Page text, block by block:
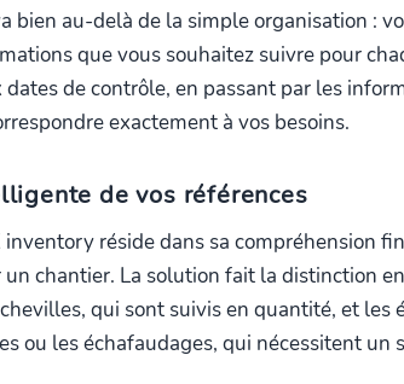
bien au-delà de la simple organisation :
que vous souhaitez suivre pour
dates de contrôle, en passant par les
exactement à vos besoins.
de vos références
inventory réside dans sa compréhension
chantier. La solution fait la distinction
qui sont suivis en quantité, et
ou les échafaudages, qui nécessitent un